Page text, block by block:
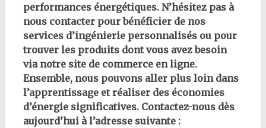
performances énergétiques. N’hésitez pas à
nous contacter pour bénéficier de nos
services d’ingénierie personnalisés ou pour
trouver les produits dont vous avez besoin
via notre site de commerce en ligne.
Ensemble, nous pouvons aller plus loin dans
l’apprentissage et réaliser des économies
d’énergie significatives. Contactez-nous dès
aujourd’hui à l’adresse suivante :